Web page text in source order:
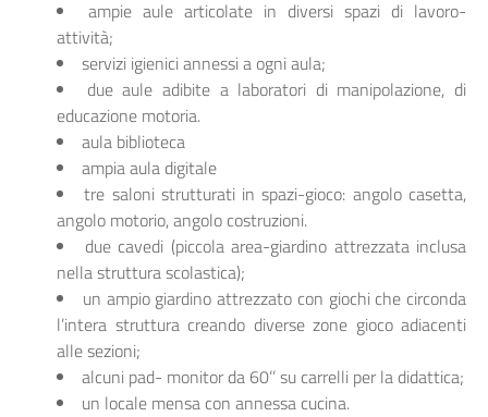
ampie aule articolate in diversi spazi di lavoro-
attività;
servizi igienici annessi a ogni aula;
due aule adibite a laboratori di manipolazione, di
educazione motoria.
aula biblioteca
ampia aula digitale
tre saloni strutturati in spazi-gioco: angolo casetta,
angolo motorio, angolo costruzioni.
due cavedi (piccola area-giardino attrezzata inclusa
nella struttura scolastica);
un ampio giardino attrezzato con giochi che circonda
l’intera struttura creando diverse zone gioco adiacenti
alle sezioni;
alcuni pad- monitor da 60’’ su carrelli per la didattica;
un locale mensa con annessa cucina.